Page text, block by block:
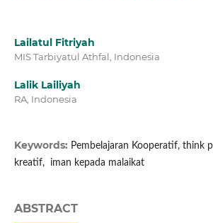
Lailatul Fitriyah
MIS Tarbiyatul Athfal, Indonesia
Lalik Lailiyah
RA, Indonesia
Keywords: Pembelajaran Kooperatif, think
kreatif, iman kepada malaikat
ABSTRACT